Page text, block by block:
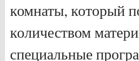
комнаты, который
количеством
специальные